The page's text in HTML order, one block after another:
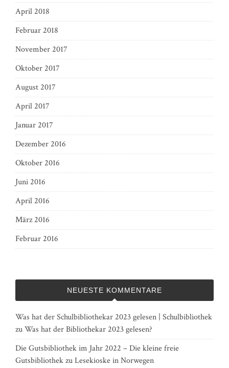
April 2018
Februar 2018
November 2017
Oktober 2017
August 2017
April 2017
Januar 2017
Dezember 2016
Oktober 2016
Juni 2016
April 2016
März 2016
Februar 2016
NEUESTE KOMMENTARE
Was hat der Schulbibliothekar 2023 gelesen | Schulbibliothek
zuWas hat der Bibliothekar 2023 gelesen?
Die Gutsbibliothek im Jahr 2022 – Die kleine freie
GutsbibliothekzuLesekioske in Norwegen